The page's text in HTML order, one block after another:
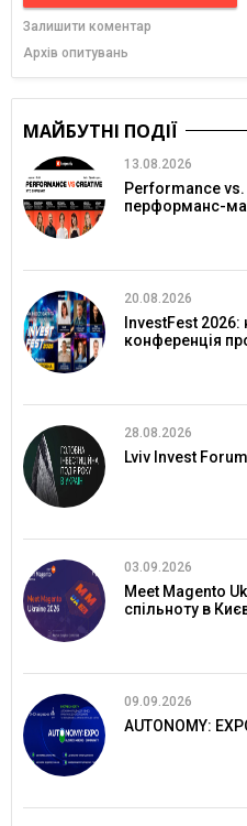
Залишити коментар
Архів опитувань
МАЙБУТНІ ПОДІЇ
13.08.2026
Performance vs.
перформанс-
20.08.2026
InvestFest
конференція
28.08.2026
Lviv Invest Forum
03.09.2026
Meet Magento
спільноту в
09.09.2026
AUTONOMY: